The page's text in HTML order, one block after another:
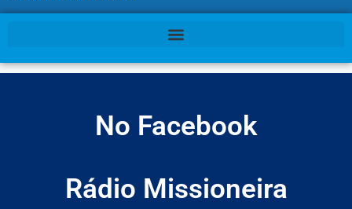
No Facebook
Rádio Missioneira